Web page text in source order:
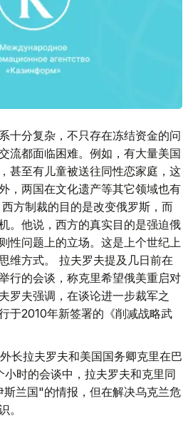
十分复杂，不只存在冻结资金的问
流都面临困难。例如，有大量美国
甚至有儿童被送往同性恋家庭，这
，两国在文化遗产等其它领域也有
方制裁的目的是改变俄罗斯，而
。他说，西方的真实目的是强迫俄
性问题上的立场。这是上个世纪上
维方式。 拉夫罗夫提及几日前在
行的会谈，称克里希望俄美重启对
罗夫强调，在谈论进一步裁军之
于2010年新签署的《削减战略武
长拉夫罗夫和美国国务卿克里在巴
时的会谈中，拉夫罗夫和克里同
兰国"的情报，但在解决乌克兰危
。